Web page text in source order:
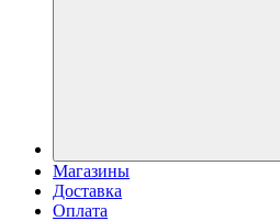
Магазины
Доставка
Оплата